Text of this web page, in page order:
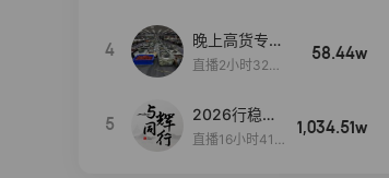
4
晚上高货专场
大放漏
直播2小时32分
58.44w
5
2026行稳致
远
直播16小时41
1,034.51w